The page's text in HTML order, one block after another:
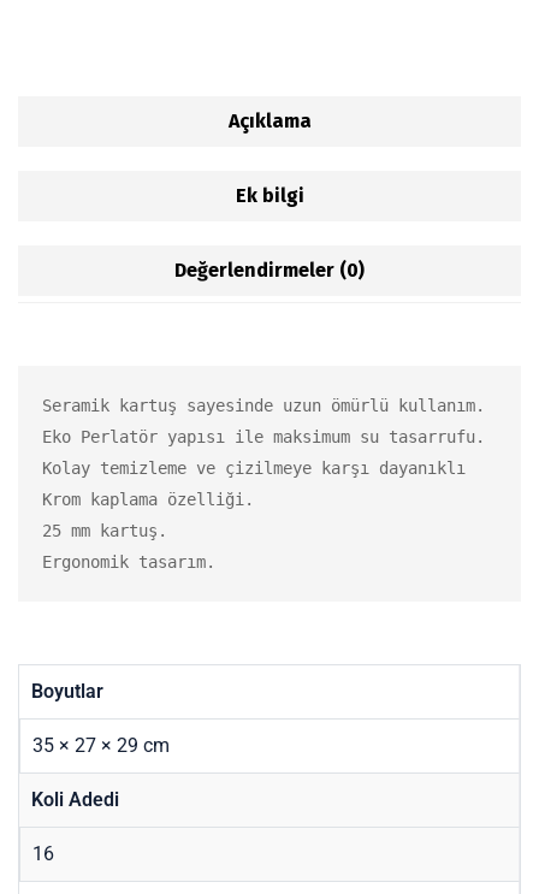
Açıklama
Ek bilgi
Değerlendirmeler (0)
Seramik kartuş sayesinde uzun ömürlü kullanım.
Eko Perlatör yapısı ile maksimum su tasarrufu.
Kolay temizleme ve çizilmeye karşı dayanıklı
Krom kaplama özelliği.
25 mm kartuş.
Ergonomik tasarım.
Boyutlar
35 × 27 × 29 cm
Koli Adedi
16